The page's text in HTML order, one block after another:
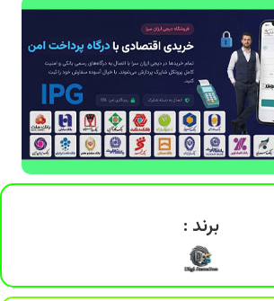
برند :